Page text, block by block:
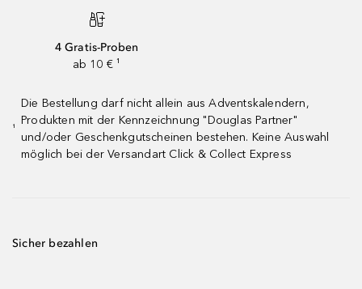
4 Gratis-Proben
ab 10 € ¹
¹
Die Bestellung darf nicht allein aus Adventskalendern,
Produkten mit der Kennzeichnung "Douglas Partner"
und/oder Geschenkgutscheinen bestehen. Keine Auswahl
möglich bei der Versandart Click & Collect Express
Sicher bezahlen